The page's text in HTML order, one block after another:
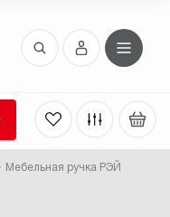
Мебельная ручка РЭЙ